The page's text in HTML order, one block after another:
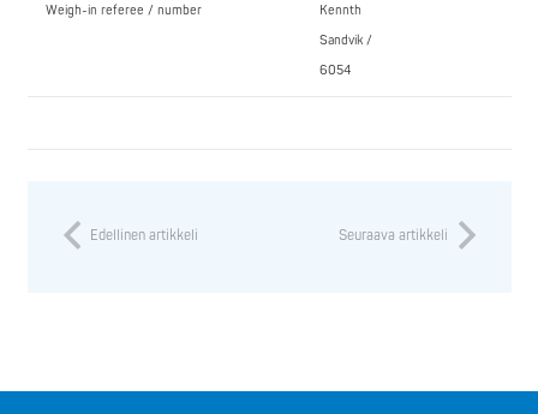
Weigh-in referee / number
Kennth
Sandvik /
6054
Edellinen artikkeli Seuraava artikkeli